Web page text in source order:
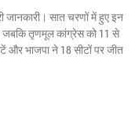
जानकारी। सात चरणों में हुए इन
जबकि तृणमूल कांग्रेस को 11 से
और भाजपा ने 18 सीटों पर जीत